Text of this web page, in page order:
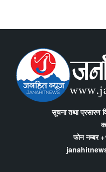
सूचना तथा प्रसारण
फोन नम्बर